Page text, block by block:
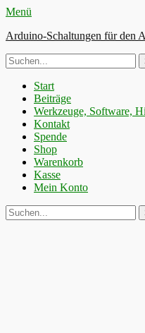
Menü
Arduino-Schaltungen für den
Suche
nach:
Primäres
Menü
Zum
Inhalt
springen
Start
Beiträge
Werkzeuge, Software,
Kontakt
Spende
Shop
Warenkorb
Kasse
Mein Konto
Suchen
Suche
nach: